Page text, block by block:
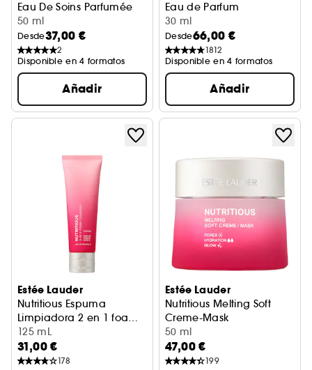
Eau De Soins Parfumée
50 ml
Desde37,00 €
2
Disponible en 4 formatos
Añadir
Eau de Parfum
30 ml
Desde66,00 €
1812
Disponible en 4 formatos
Añadir
Estée Lauder
Nutritious Espuma
Limpiadora 2 en 1 foam
cleanser
Limpiador
125 mL
31,00 €
178
Estée Lauder
Nutritious Melting Soft
Creme-Mask
Mascarilla
50 ml
47,00 €
199